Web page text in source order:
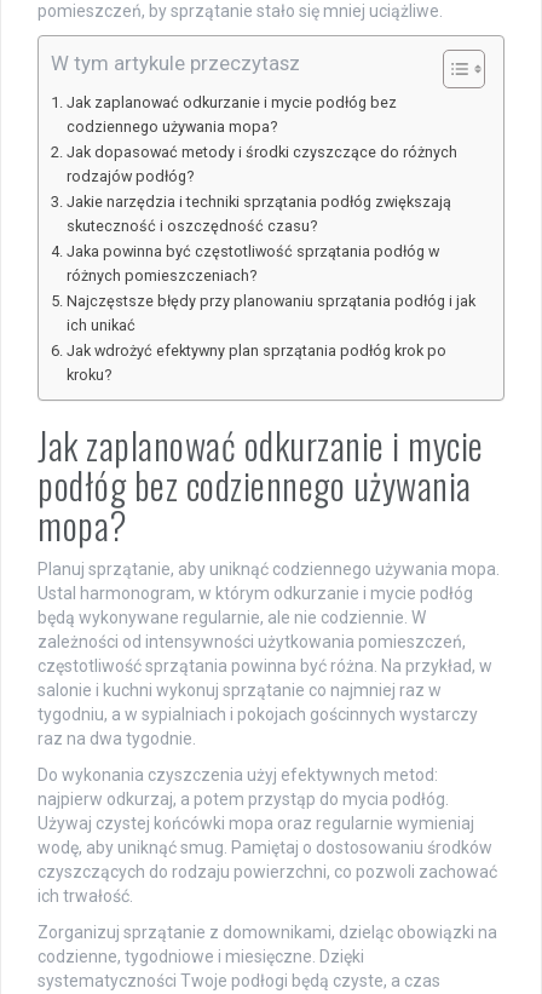
pomieszczeń, by sprzątanie stało się mniej uciążliwe.
W tym artykule przeczytasz
Jak zaplanować odkurzanie i mycie podłóg bez
codziennego używania mopa?
Jak dopasować metody i środki czyszczące do różnych
rodzajów podłóg?
Jakie narzędzia i techniki sprzątania podłóg zwiększają
skuteczność i oszczędność czasu?
Jaka powinna być częstotliwość sprzątania podłóg w
różnych pomieszczeniach?
Najczęstsze błędy przy planowaniu sprzątania podłóg i jak
ich unikać
Jak wdrożyć efektywny plan sprzątania podłóg krok po
kroku?
Jak zaplanować odkurzanie i mycie
podłóg bez codziennego używania
mopa?
Planuj sprzątanie, aby uniknąć codziennego używania mopa.
Ustal harmonogram, w którym odkurzanie i mycie podłóg
będą wykonywane regularnie, ale nie codziennie. W
zależności od intensywności użytkowania pomieszczeń,
częstotliwość sprzątania powinna być różna. Na przykład, w
salonie i kuchni wykonuj sprzątanie co najmniej raz w
tygodniu, a w sypialniach i pokojach gościnnych wystarczy
raz na dwa tygodnie.
Do wykonania czyszczenia użyj efektywnych metod:
najpierw odkurzaj, a potem przystąp do mycia podłóg.
Używaj czystej końcówki mopa oraz regularnie wymieniaj
wodę, aby uniknąć smug. Pamiętaj o dostosowaniu środków
czyszczących do rodzaju powierzchni, co pozwoli zachować
ich trwałość.
Zorganizuj sprzątanie z domownikami, dzieląc obowiązki na
codzienne, tygodniowe i miesięczne. Dzięki
systematyczności Twoje podłogi będą czyste, a czas